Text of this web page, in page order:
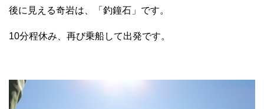
後に見える奇岩は、「釣鐘石」です。
10分程休み、再び乗船して出発です。